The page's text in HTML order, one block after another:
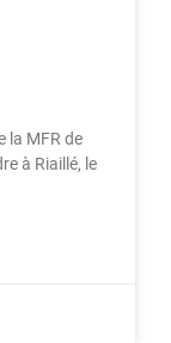
la MFR de
à Riaillé, le